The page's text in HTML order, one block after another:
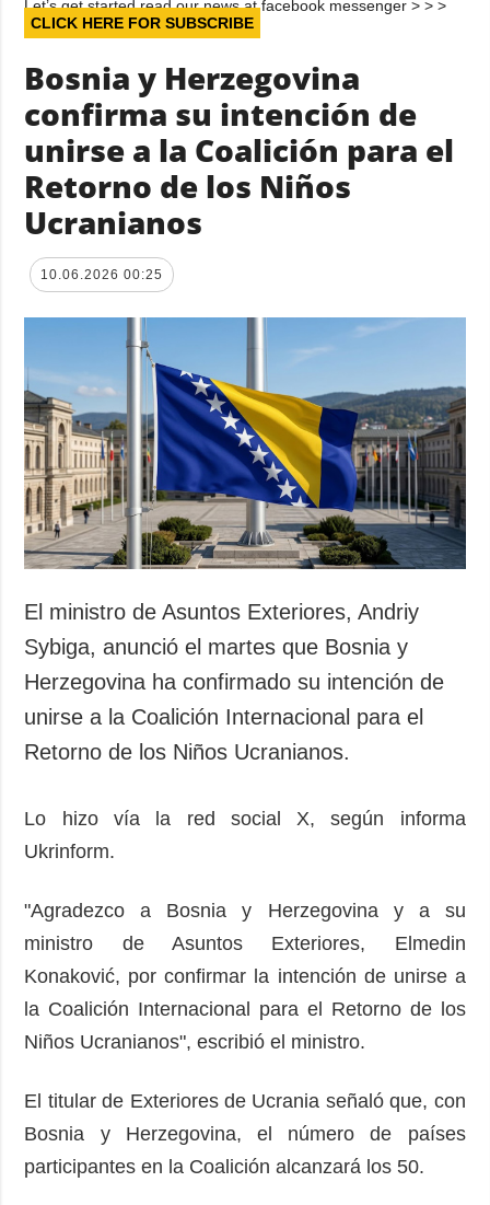
Let’s get started read our news at facebook messenger > > >
CLICK HERE FOR SUBSCRIBE
Bosnia y Herzegovina
confirma su intención de
unirse a la Coalición para el
Retorno de los Niños
Ucranianos
10.06.2026 00:25
El ministro de Asuntos Exteriores, Andriy
Sybiga, anunció el martes que Bosnia y
Herzegovina ha confirmado su intención de
unirse a la Coalición Internacional para el
Retorno de los Niños Ucranianos.
Lo hizo vía la red social X, según informa
Ukrinform.
"Agradezco a Bosnia y Herzegovina y a su
ministro de Asuntos Exteriores, Elmedin
Konaković, por confirmar la intención de unirse a
la Coalición Internacional para el Retorno de los
Niños Ucranianos", escribió el ministro.
El titular de Exteriores de Ucrania señaló que, con
Bosnia y Herzegovina, el número de países
participantes en la Coalición alcanzará los 50.